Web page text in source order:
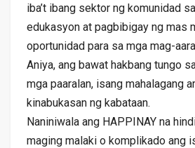
iba’t ibang sektor ng komunidad
edukasyon at pagbibigay ng mas
oportunidad para sa mga mag-
Aniya, ang bawat hakbang tungo
mga paaralan, isang mahalagang
kinabukasan ng kabataan.
Naniniwala ang HAPPINAY na
maging malaki o komplikado ang